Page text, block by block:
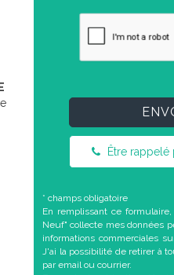
Être
* champs obligatoire
En remplissant ce
Neuf" collecte mes données
informations commerciales
J'ai la possibilité de retirer à
par email ou courrier.